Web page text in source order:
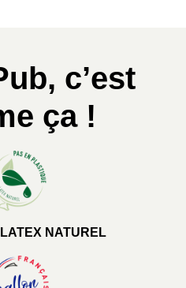
c’est
ça !
NATUREL